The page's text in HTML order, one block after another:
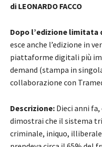
di LEONARDO FACCO
Dopo l’edizione limitata
esce anche l’edizione in
piattaforme digitali più
demand (stampa in
collaborazione con
Descrizione: Dieci anni fa,
dimostrai che il sistema
criminale, iniquo,